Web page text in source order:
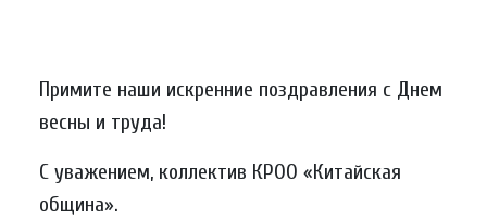
Примите наши искренние поздравления с Днем
весны и труда!
С уважением, коллектив КРОО «Китайская
община».